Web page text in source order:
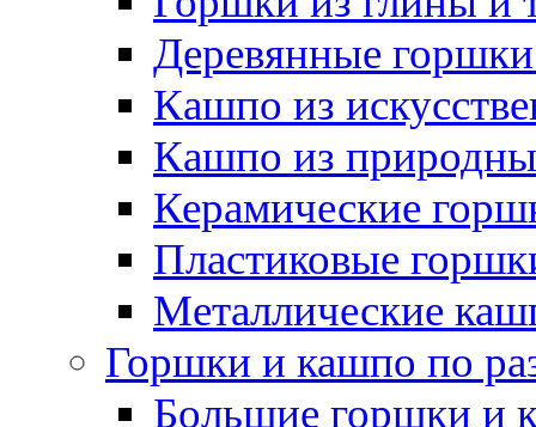
Деревянные
Кашпо из
Кашпо из
Керамические
Пластиковые
Металлические
Горшки и кашпо по
Большие горшки и